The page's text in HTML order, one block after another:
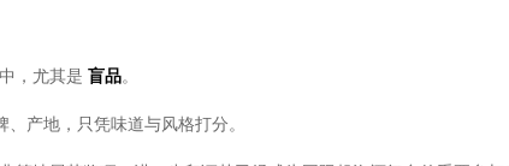
，尤其是 盲品。
产地，只凭味道与风格打分。